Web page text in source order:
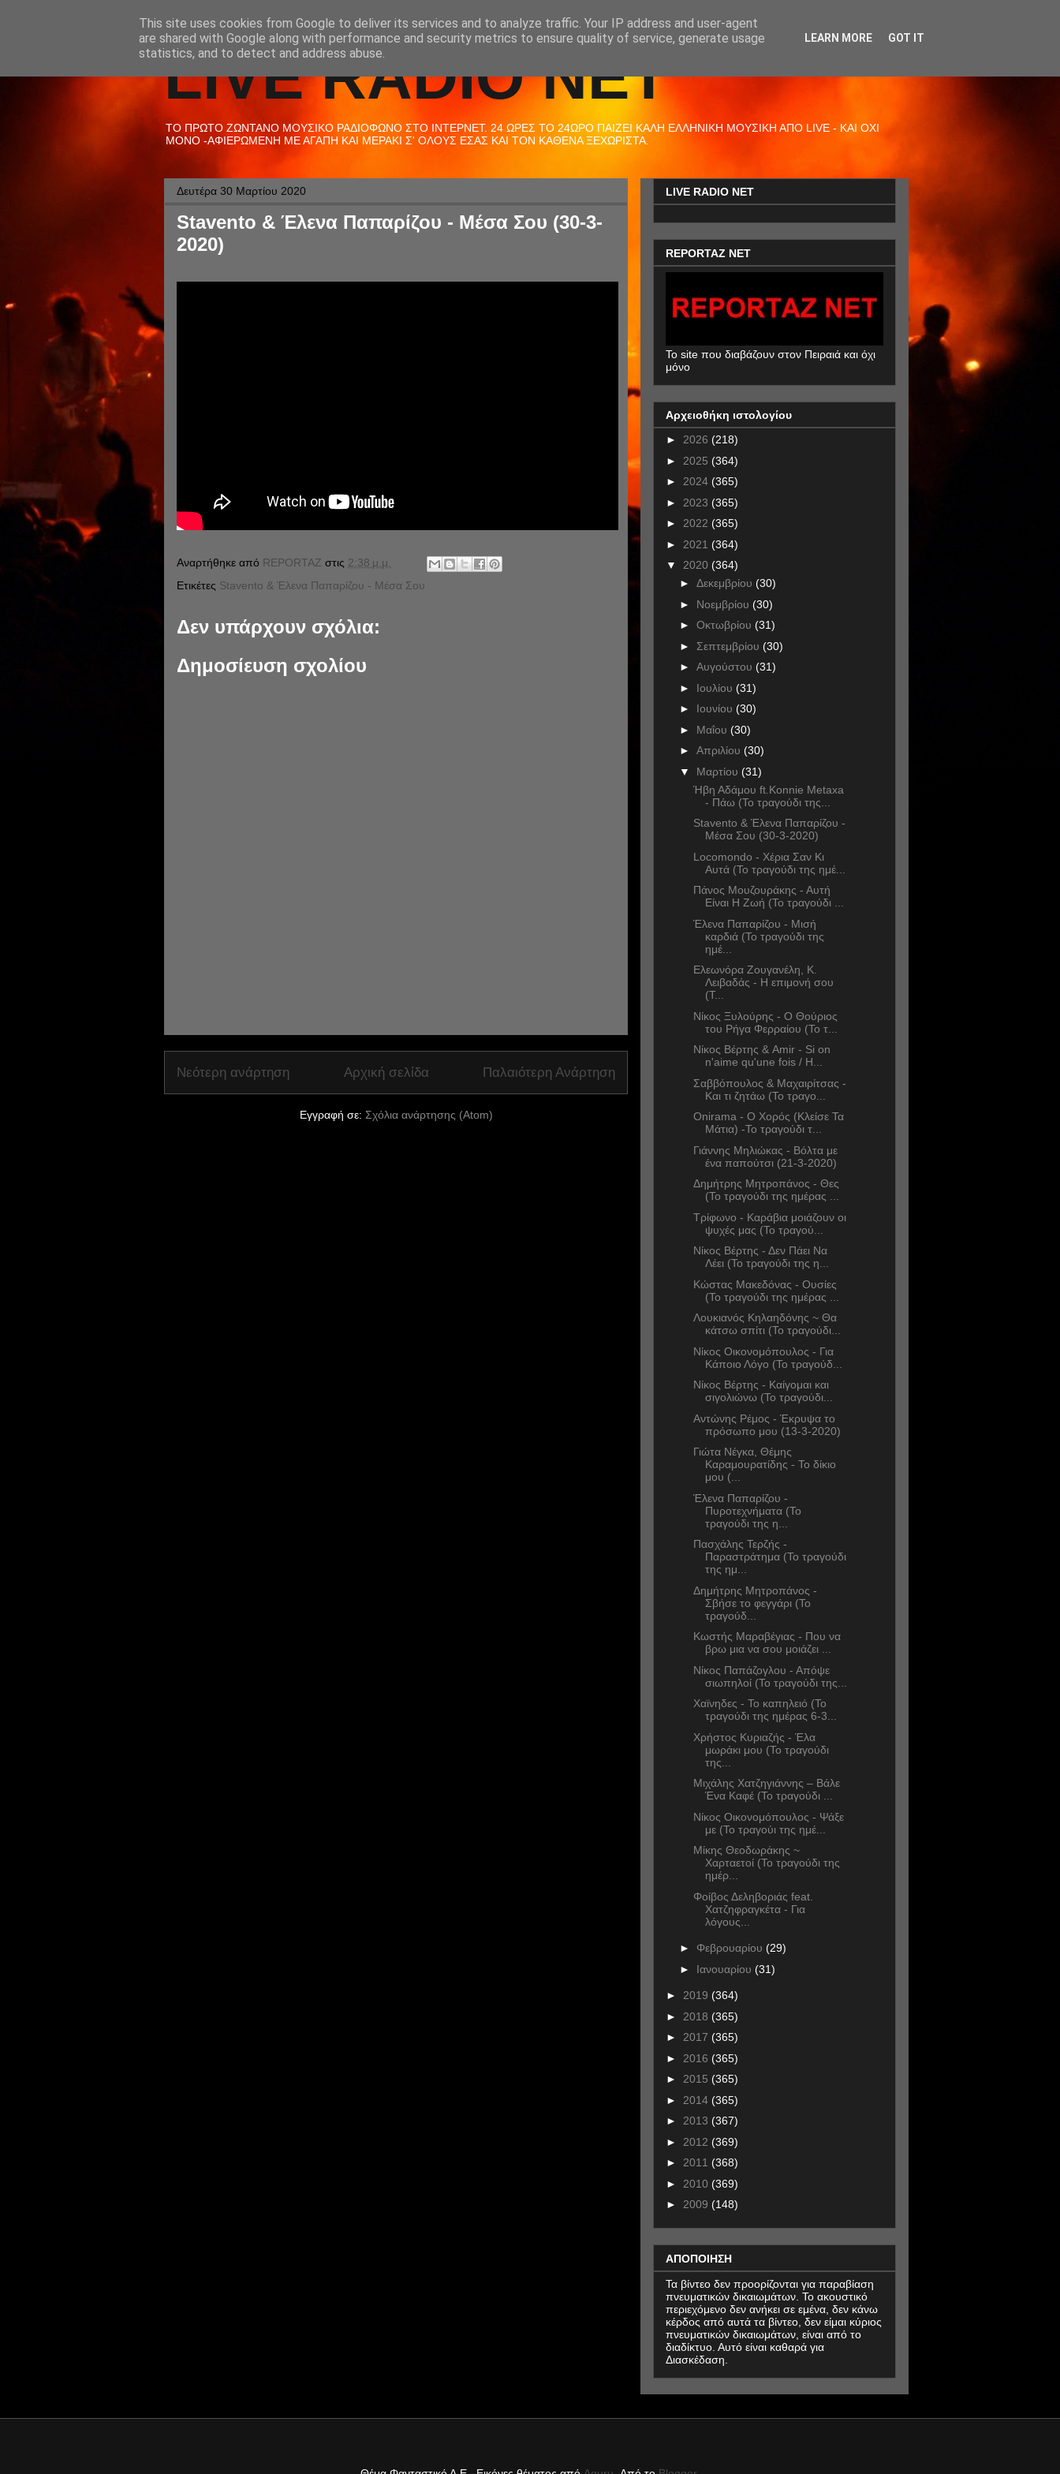
LIVE RADIO NET
ΤΟ ΠΡΩΤΟ ΖΩΝΤΑΝΟ ΜΟΥΣΙΚΟ ΡΑΔΙΟΦΩΝΟ ΣΤΟ ΙΝΤΕΡΝΕΤ. 24 ΩΡΕΣ ΤΟ 24ΩΡΟ ΠΑΙΖΕΙ ΚΑΛΗ ΕΛΛΗΝΙΚΗ ΜΟΥΣΙΚΗ ΑΠΟ LIVE - ΚΑΙ ΟΧΙ
ΜΟΝΟ -ΑΦΙΕΡΩΜΕΝΗ ΜΕ ΑΓΑΠΗ ΚΑΙ ΜΕΡΑΚΙ Σ' ΟΛΟΥΣ ΕΣΑΣ ΚΑΙ ΤΟΝ ΚΑΘΕΝΑ ΞΕΧΩΡΙΣΤΑ.
Δευτέρα 30 Μαρτίου 2020
Stavento & Έλενα Παπαρίζου - Μέσα Σου (30-3-
2020)
Αναρτήθηκε από REPORTAZ στις 2:38 μ.μ.
Ετικέτες Stavento & Έλενα Παπαρίζου - Μέσα Σου
Δεν υπάρχουν σχόλια:
Δημοσίευση σχολίου
Νεότερη ανάρτηση Παλαιότερη Ανάρτηση
Αρχική σελίδα
Εγγραφή σε: Σχόλια ανάρτησης (Atom)
LIVE RADIO NET
REPORTAZ NET
To site που διαβάζουν στον Πειραιά και όχι
μόνο
Αρχειοθήκη ιστολογίου
► 2026 (218)
► 2025 (364)
► 2024 (365)
► 2023 (365)
► 2022 (365)
► 2021 (364)
▼ 2020 (364)
► Δεκεμβρίου (30)
► Νοεμβρίου (30)
► Οκτωβρίου (31)
► Σεπτεμβρίου (30)
► Αυγούστου (31)
► Ιουλίου (31)
► Ιουνίου (30)
► Μαΐου (30)
► Απριλίου (30)
▼ Μαρτίου (31)
Ήβη Αδάμου ft.Konnie Metaxa
- Πάω (Το τραγούδι της...
Stavento & Έλενα Παπαρίζου -
Μέσα Σου (30-3-2020)
Locomondo - Χέρια Σαν Κι
Αυτά (Το τραγούδι της ημέ...
Πάνος Μουζουράκης - Αυτή
Είναι Η Ζωή (Το τραγούδι ...
Έλενα Παπαρίζου - Μισή
καρδιά (Το τραγούδι της
ημέ...
Ελεωνόρα Ζουγανέλη, Κ.
Λειβαδάς - Η επιμονή σου
(Τ...
Νίκος Ξυλούρης - Ο Θούριος
του Ρήγα Φερραίου (Το τ...
Νίκος Βέρτης & Amir - Si on
n'aime qu'une fois / Η...
Σαββόπουλος & Μαχαιρίτσας -
Και τι ζητάω (Το τραγο...
Onirama - Ο Χορός (Κλείσε Τα
Μάτια) -Το τραγούδι τ...
Γιάννης Μηλιώκας - Βόλτα με
ένα παπούτσι (21-3-2020)
Δημήτρης Μητροπάνος - Θες
(Το τραγούδι της ημέρας ...
Τρίφωνο - Καράβια μοιάζουν οι
ψυχές μας (Το τραγού...
Νίκος Βέρτης - Δεν Πάει Να
Λέει (Το τραγούδι της η...
Κώστας Μακεδόνας - Ουσίες
(Το τραγούδι της ημέρας ...
Λουκιανός Κηλαηδόνης ~ Θα
κάτσω σπίτι (Το τραγούδι...
Νίκος Οικονομόπουλος - Για
Κάποιο Λόγο (Το τραγούδ...
Νίκος Βέρτης - Καίγομαι και
σιγολιώνω (Το τραγούδι...
Αντώνης Ρέμος - Έκρυψα το
πρόσωπο μου (13-3-2020)
Γιώτα Νέγκα, Θέμης
Καραμουρατίδης - Το δίκιο
μου (...
Έλενα Παπαρίζου -
Πυροτεχνήματα (Το
τραγούδι της η...
Πασχάλης Τερζής -
Παραστράτημα (Το τραγούδι
της ημ...
Δημήτρης Μητροπάνος -
Σβήσε το φεγγάρι (Το
τραγούδ...
Κωστής Μαραβέγιας - Που να
βρω μια να σου μοιάζει ...
Νίκος Παπάζογλου - Απόψε
σιωπηλοί (Το τραγούδι της...
Χαϊνηδες - Το καπηλειό (Το
τραγούδι της ημέρας 6-3...
Χρήστος Κυριαζής - Έλα
μωράκι μου (Το τραγούδι
της...
Μιχάλης Χατζηγιάννης – Βάλε
Ένα Καφέ (Το τραγούδι ...
Νίκος Οικονομόπουλος - Ψάξε
με (Το τραγούι της ημέ...
Μίκης Θεοδωράκης ~
Χαρταετοί (Το τραγούδι της
ημέρ...
Φοίβος Δεληβοριάς feat.
Χατζηφραγκέτα - Για
λόγους...
► Φεβρουαρίου (29)
► Ιανουαρίου (31)
► 2019 (364)
► 2018 (365)
► 2017 (365)
► 2016 (365)
► 2015 (365)
► 2014 (365)
► 2013 (367)
► 2012 (369)
► 2011 (368)
► 2010 (369)
► 2009 (148)
ΑΠΟΠΟΙΗΣΗ
Τα βίντεο δεν προορίζονται για παραβίαση
πνευματικών δικαιωμάτων. Το ακουστικό
περιεχόμενο δεν ανήκει σε εμένα, δεν κάνω
κέρδος από αυτά τα βίντεο, δεν είμαι κύριος
πνευματικών δικαιωμάτων, είναι από το
διαδίκτυο. Αυτό είναι καθαρά για
Διασκέδαση.
This site uses cookies from Google to deliver its services and to analyze traffic. Your IP address and user-agent
are shared with Google along with performance and security metrics to ensure quality of service, generate usage
statistics, and to detect and address abuse.
LEARN MORE GOT IT